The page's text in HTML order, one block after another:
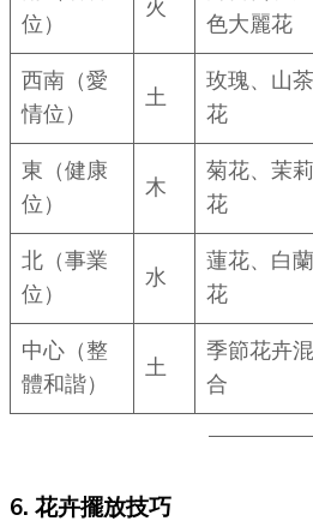
位）
火
色大麗花
西南（愛
情位）
土
玫瑰、山茶
花
東（健康
位）
木
菊花、茉莉
花
北（事業
位）
水
蓮花、白蘭
花
中心（整
體和諧）
土
季節花卉混
合
6. 花卉擺放技巧